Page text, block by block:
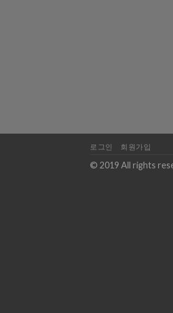
로그인 회원가입
© 2019 All rights